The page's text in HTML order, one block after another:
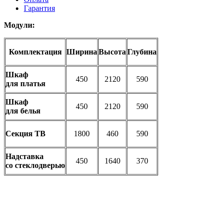
Гарантия
Модули:
Комплектация Ширина Высота Глубина
Шкаф
для платья
450 2120 590
Шкаф
для белья
450 2120 590
Секция ТВ 1800 460 590
Надставка
со стеклодверью
450 1640 370